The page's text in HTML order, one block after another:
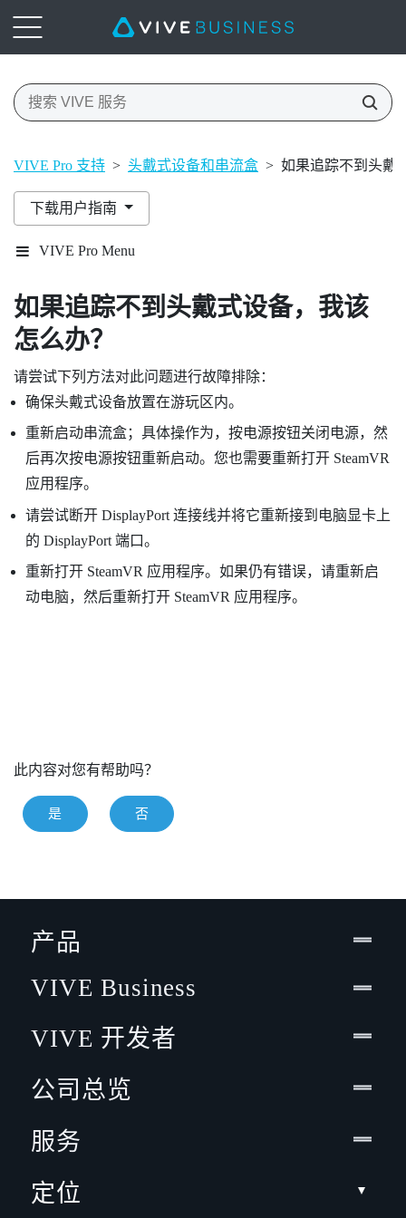
VIVE Pro 支持 > 头戴式设备和串流盒 > 如果追踪不到头戴
下载用户指南
VIVE Pro Menu
如果追踪不到头戴式设备，我该
怎么办？
请尝试下列方法对此问题进行故障排除：
确保头戴式设备放置在游玩区内。
重新启动串流盒；具体操作为，按电源按钮关闭电源，然
后再次按电源按钮重新启动。您也需要重新打开 SteamVR
应用程序。
请尝试断开 DisplayPort连接线并将它重新接到电脑显卡上
的 DisplayPort端口。
重新打开 SteamVR 应用程序。如果仍有错误，请重新启
动电脑，然后重新打开 SteamVR 应用程序。
此内容对您有帮助吗？
是 否
产品
VIVE Business
VIVE 开发者
公司总览
服务
定位